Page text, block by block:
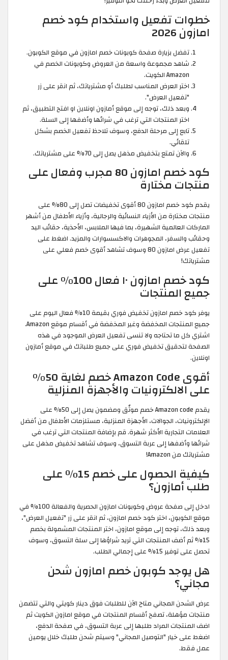
خطوات تفعيل واستخدام كود خصم
امازون 2026
تفضل بزيارة صفحة كوبونات خصم امازون في موقع الكوبون.
شاهد مجموعة واسعة من العروض وكوبونات الخصم في
Amazon الكويت.
اختر العرض المناسب لطلبك أو مشترياتك، ثم انقر على زر
"تفعيل العرض".
وبعد ذلك، توجه إلى موقع أمازون اونلاين او افتح التطبيق، ثم
اختر المنتجات التي ترغب في شرائها وأضفها إلى السلة.
تابع إلى مرحلة الدفع، وسوف تلاحظ تفعيل الخصم بشكل
تلقائي.
والآن تمتع بتخفيض مذهل يصل إلى 70% على مشترياتك.
كود خصم امازون 80 مجرب وفعال على
منتجات مختارة
يقدم كود خصم امازون 80 أقوى تخفيضات تصل إلى 80% على
منتجات مختارة من الأزياء النسائية والرجالية، وأزياء الأطفال من أشهر
الماركات العالمية الشهيرة، بما فيها الملابس، الأحذية، حقائب اليد
وحقائب والسفر، المجوهرات والاكسسوارات والمزيد. اضغط على
تفعيل عرض امازون 80 وسوف تشاهد أقوى خصم فعلي على
مشترياتك!
كود خصم امازون ١٠ فعال 100% على
جميع المنتجات
يوفر كود خصم امازون تخفيض فوري بقيمة 10% فعال اليوم على
جميع المنتجات المخفضة وغير المخفضة في أقسام موقع Amazon.
اشتري كل ما تحتاجه ولا تنسى تفعيل العرض الموجود في هذه
الصفحة لتحقيق تخفيض فوري على جميع طلباتك في موقع أمازون
اونلاين.
أقوى Amazon Code خصم لغاية 50%
على الالكترونيات والأجهزة المنزلية
يقدم Amazon code خصم موثّق ومضمون يصل إلى 50% على
الإلكترونيات، الجوالات، الأجهزة المنزلية، مستلزمات الأطفال من أفضل
العلامات التجارية الأكثر شهرة. قم بإضافة المنتجات التي ترغب في
شرائها وأضفها إلى عربة التسوق، وسوف تشاهد تخفيض مذهل على
مشترياتك من Amazon!
كيفية الحصول على خصم 15٪ على
طلب أمازون؟
ادخل إلى صفحة عروض وكوبونات امازون الحصرية والفعالة 100% في
موقع الكوبون، اختر كود خصم امازون، ثم انقر على زر "تفعيل العرض"،
وبعد ذلك، توجه إلى موقع امازون، اختر المنتجات المشمولة بخصم
15% ثم أضف المنتجات التي تريد شراؤها إلى سلة التسوق، وسوف
تحصل على توفير 15% على إجمالي الطلب.
هل يوجد كوبون خصم امازون شحن
مجاني؟
عرض الشحن المجاني متاح الآن للطلبات فوق دينار كويتي والتي تتضمن
منتجات مؤهلة، تصفح أقسام المنتجات في موقع امازون الكويت ثم
اضف المنتجات المراد طلبها إلى عربة التسوق، في صفحة الدفع،
اضغط على خيار "التوصيل المجاني" وسيتم شحن طلبك خلال يومين
عمل فقط.